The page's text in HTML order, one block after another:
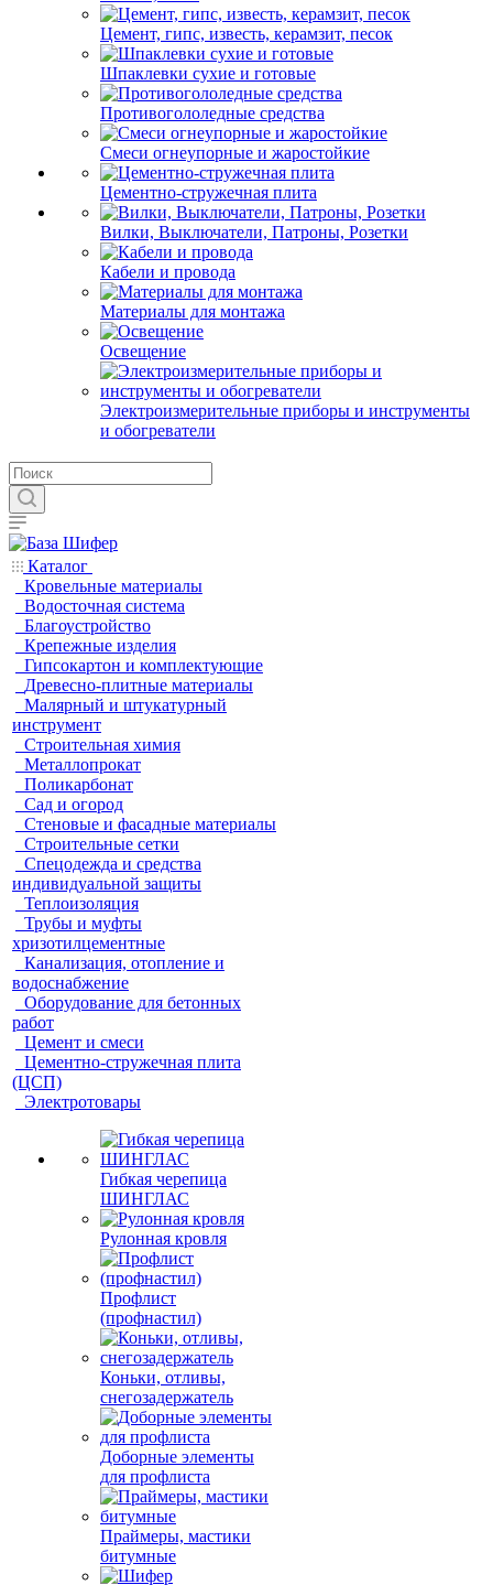
Цемент, гипс, известь, керамзит, песок
Шпаклевки сухие и готовые
Противогололедные средства
Смеси огнеупорные и жаростойкие
Цементно-стружечная плита
Вилки, Выключатели, Патроны, Розетки
Кабели и провода
Материалы для монтажа
Освещение
Электроизмерительные приборы и инструменты
и обогреватели
Каталог
Кровельные материалы
Водосточная система
Благоустройство
Крепежные изделия
Гипсокартон и комплектующие
Древесно-плитные материалы
Малярный и штукатурный
инструмент
Строительная химия
Металлопрокат
Поликарбонат
Сад и огород
Стеновые и фасадные материалы
Строительные сетки
Спецодежда и средства
индивидуальной защиты
Теплоизоляция
Трубы и муфты
хризотилцементные
Канализация, отопление и
водоснабжение
Оборудование для бетонных
работ
Цемент и смеси
Цементно-стружечная плита
(ЦСП)
Электротовары
Гибкая черепица
ШИНГЛАС
Рулонная кровля
Профлист
(профнастил)
Коньки, отливы,
снегозадержатель
Доборные элементы
для профлиста
Праймеры, мастики
битумные